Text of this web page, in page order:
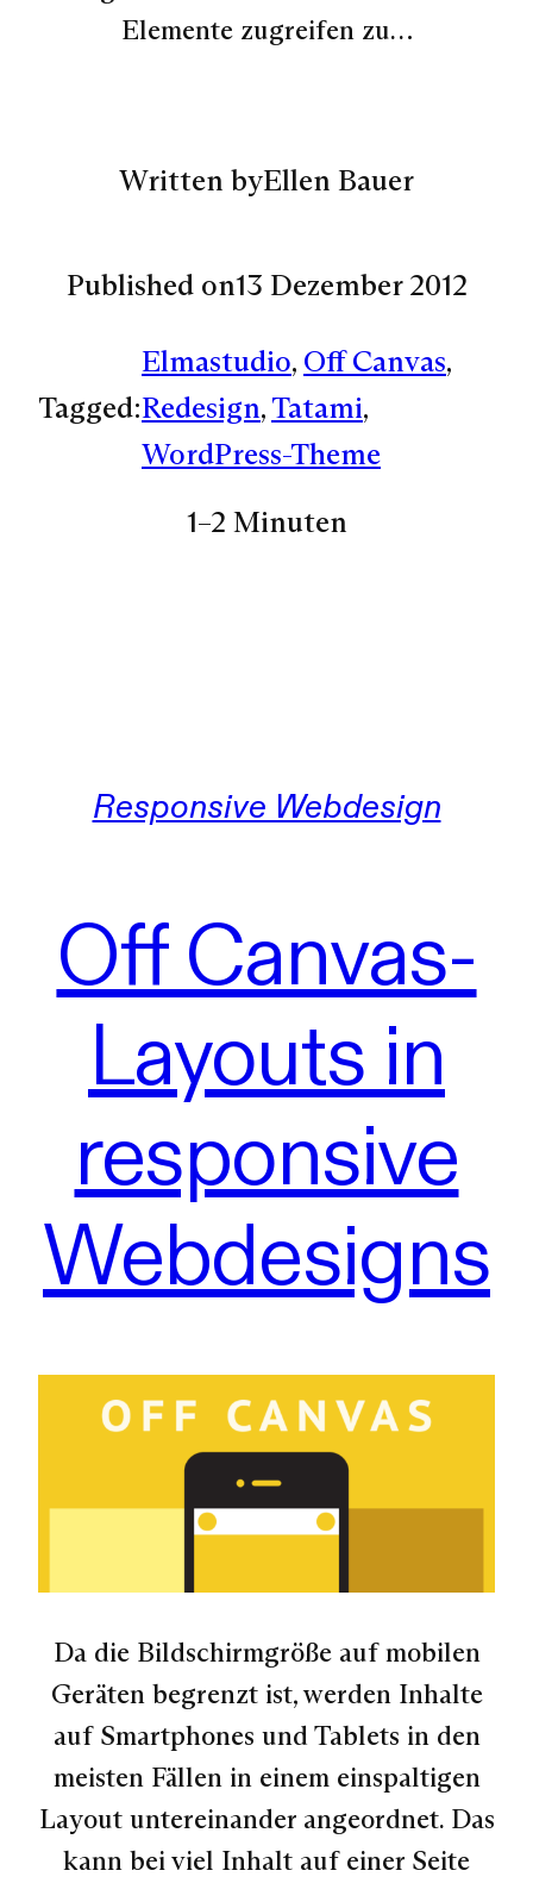
Elemente zugreifen zu…
Written byEllen Bauer
Published on13 Dezember 2012
Tagged:
Elmastudio, Off Canvas
Redesign, Tatami
WordPress-Theme
1–2 Minuten
Responsive Webdesign
Off Canvas-
Layouts in
responsive
Webdesigns
Da die Bildschirmgröße auf mobilen
Geräten begrenzt ist, werden Inhalte
auf Smartphones und Tablets in den
meisten Fällen in einem einspaltigen
Layout untereinander angeordnet. Das
kann bei viel Inhalt auf einer Seite